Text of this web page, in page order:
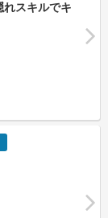
スキルでキ